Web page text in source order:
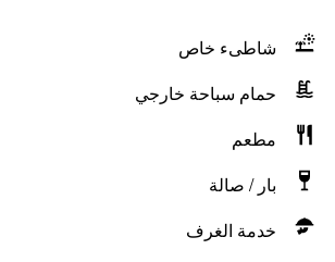
شاطىء خاص
حمام سباحة خارجي
مطعم
بار / صالة
خدمة الغرف